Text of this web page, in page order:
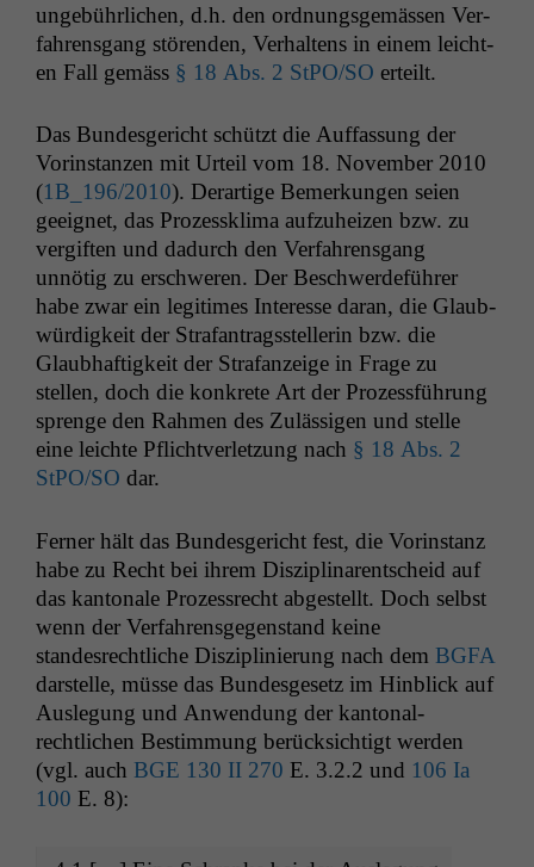
unge­bührlichen, d.h. den ord­nungs­gemässen Ver­
fahrens­gang stören­den, Ver­hal­tens in einem leicht­
en Fall gemäss § 18 Abs. 2 StPO/SO erteilt.
Das Bun­des­gericht schützt die Auf­fas­sung der
Vorin­stanzen mit Urteil vom 18. Novem­ber 2010
(1B_196/2010). Der­ar­tige Bemerkun­gen seien
geeignet, das Prozesskli­ma aufzuheizen bzw. zu
vergiften und dadurch den Ver­fahrens­gang
unnötig zu erschw­eren. Der Beschw­erde­führer
habe zwar ein legit­imes Inter­esse daran, die Glaub­
würdigkeit der Strafantragsstel­lerin bzw. die
Glaub­haftigkeit der Strafanzeige in Frage zu
stellen, doch die konkrete Art der Prozess­führung
sprenge den Rah­men des Zuläs­si­gen und stelle
eine leichte Pflichtver­let­zung nach § 18 Abs. 2
StPO/SO dar.
Fern­er hält das Bun­des­gericht fest, die Vorin­stanz
habe zu Recht bei ihrem Diszi­pli­nar­entscheid auf
das kan­tonale Prozess­recht abgestellt. Doch selb­st
wenn der Ver­fahrens­ge­gen­stand keine
standesrechtliche Diszi­plin­ierung nach dem BGFA
darstelle, müsse das Bun­des­ge­setz im Hin­blick auf
Ausle­gung und Anwen­dung der kan­ton­al­
rechtlichen Bes­tim­mung berück­sichtigt wer­den
(vgl. auch BGE 130 II 270 E. 3.2.2 und 106 Ia
100 E. 8):